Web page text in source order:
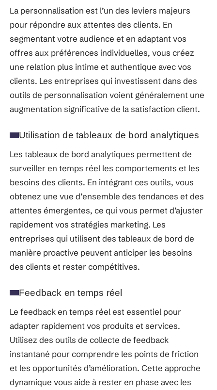
La personnalisation est l’un des leviers majeurs
pour répondre aux attentes des clients. En
segmentant votre audience et en adaptant vos
offres aux préférences individuelles, vous créez
une relation plus intime et authentique avec vos
clients. Les entreprises qui investissent dans des
outils de personnalisation voient généralement une
augmentation significative de la satisfaction client.
Utilisation de tableaux de bord analytiques
Les tableaux de bord analytiques permettent de
surveiller en temps réel les comportements et les
besoins des clients. En intégrant ces outils, vous
obtenez une vue d’ensemble des tendances et des
attentes émergentes, ce qui vous permet d’ajuster
rapidement vos stratégies marketing. Les
entreprises qui utilisent des tableaux de bord de
manière proactive peuvent anticiper les besoins
des clients et rester compétitives.
Feedback en temps réel
Le feedback en temps réel est essentiel pour
adapter rapidement vos produits et services.
Utilisez des outils de collecte de feedback
instantané pour comprendre les points de friction
et les opportunités d’amélioration. Cette approche
dynamique vous aide à rester en phase avec les